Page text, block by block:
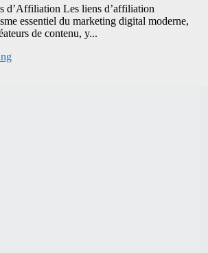
d’Affiliation Les liens d’affiliation
essentiel du marketing digital moderne,
de contenu, y...